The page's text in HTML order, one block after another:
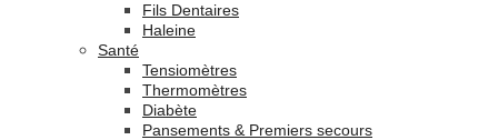
Fils Dentaires
Haleine
Santé
Tensiomètres
Thermomètres
Diabète
Pansements & Premiers secours